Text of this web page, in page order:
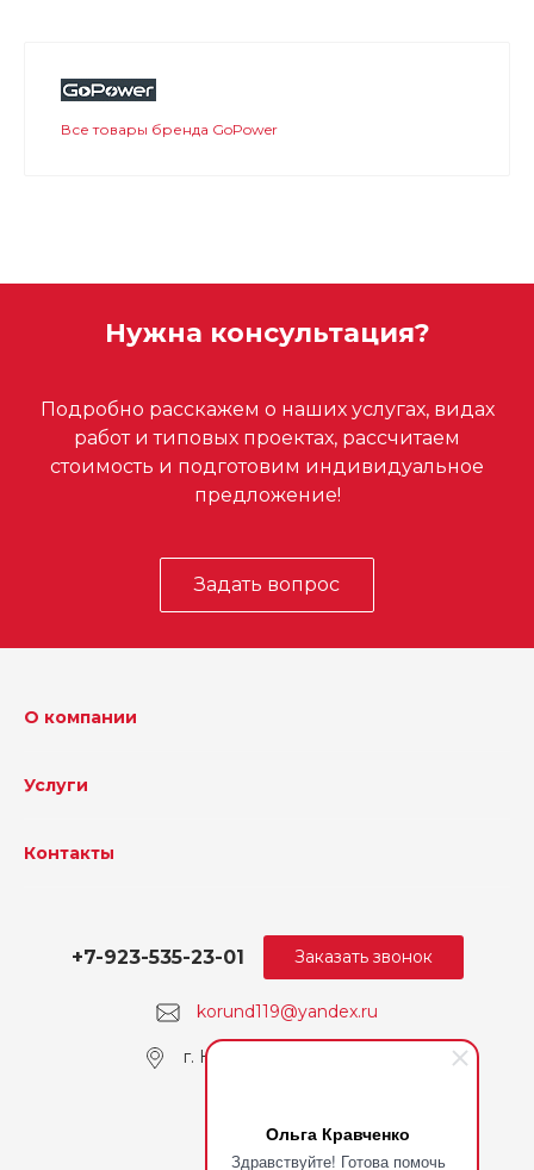
Ольга Кравченко
Здравствуйте! Готова помочь
Все товары бренда GoPower
Нужна консультация?
Подробно расскажем о наших услугах, видах
работ и типовых проектах, рассчитаем
стоимость и подготовим индивидуальное
предложение!
Задать вопрос
О компании
Услуги
Контакты
korund119@yandex.ru
+7-923-535-23-01
г. Кемерово, пр. Ленина
Заказать звонок